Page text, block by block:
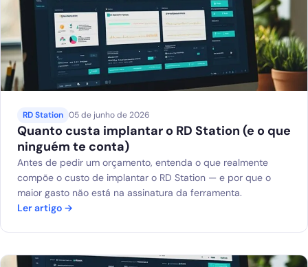
RD Station 05 de junho de 2026
Quanto custa implantar o RD Station (e o que
ninguém te conta)
Antes de pedir um orçamento, entenda o que realmente
compõe o custo de implantar o RD Station — e por que o
maior gasto não está na assinatura da ferramenta.
Ler artigo →